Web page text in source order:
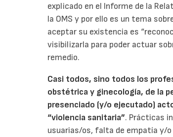
explicado en el Informe de la
la OMS y por ello es un tema
aceptar su existencia es
visibilizarla para poder actuar
remedio.
Casi todos, sino todos los
obstétrica y ginecología, de la
presenciado (y/o ejecutado)
“violencia sanitaria”. Prácticas
usuarias/os, falta de empatía y/o